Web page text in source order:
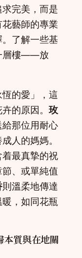
完美，而是
藝師的專業
了解一些基
層樓——放
的愛」，這
的原因。 玫
那位用耐心
人的媽媽。
最真摯的祝
、或單純值
則溫柔地傳達
暖，如同花瓶
本質與在地關